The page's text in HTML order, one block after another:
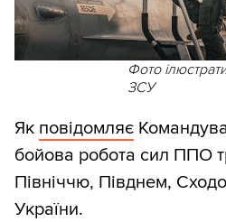
Фото
ЗСУ
Як повідомляє
бойова робота сил ППО
Північчю, Півднем,
України.